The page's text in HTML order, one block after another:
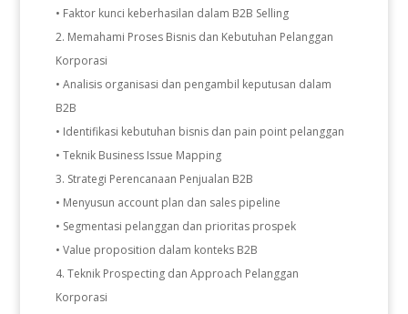
• Faktor kunci keberhasilan dalam B2B Selling
Memahami Proses Bisnis dan Kebutuhan Pelanggan
Korporasi
• Analisis organisasi dan pengambil keputusan dalam
B2B
• Identifikasi kebutuhan bisnis dan pain point pelanggan
• Teknik Business Issue Mapping
Strategi Perencanaan Penjualan B2B
• Menyusun account plan dan sales pipeline
• Segmentasi pelanggan dan prioritas prospek
• Value proposition dalam konteks B2B
Teknik Prospecting dan Approach Pelanggan
Korporasi